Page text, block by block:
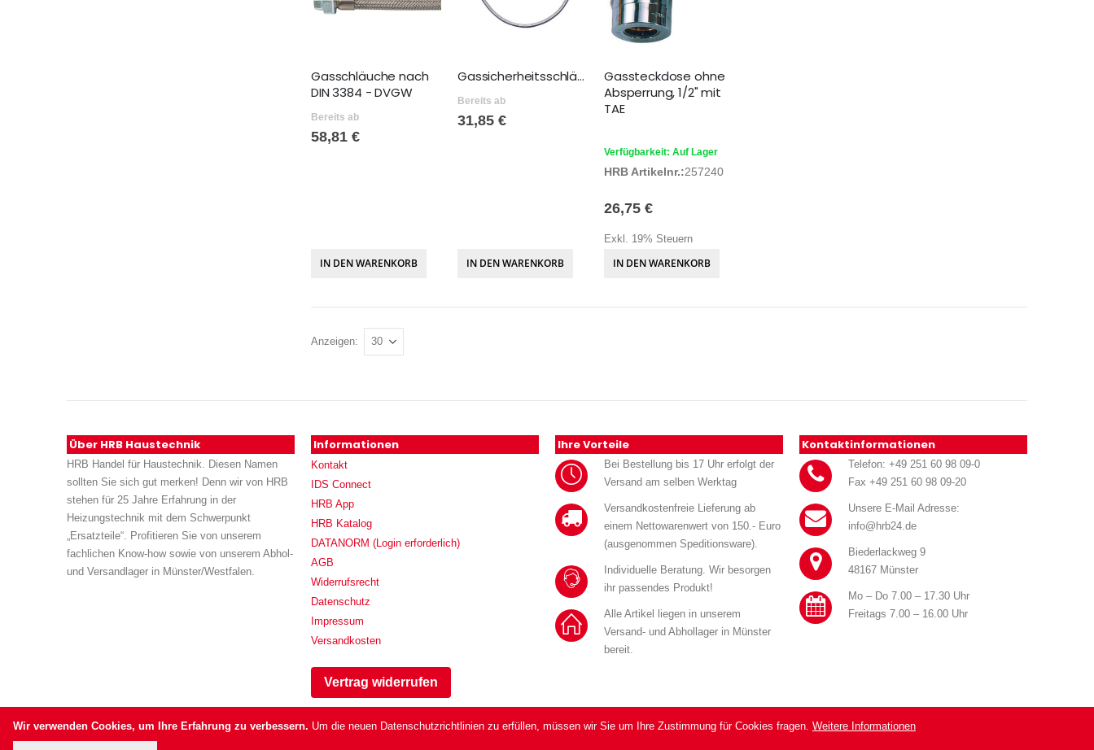
Wir verwenden Cookies, um Ihre Erfahrung zu verbessern. Um die neuen Datenschutzrichtlinien zu erfüllen, müssen wir Sie um Ihre Zustimmung für Cookies fragen. Weitere Informationen
Gasschläuche nach
DIN 3384 - DVGW
Bereits ab
58,81 €
IN DEN WARENKORB
Gassicherheitsschläuche
Bereits ab
31,85 €
IN DEN WARENKORB
Gassteckdose ohne
Absperrung, 1/2" mit
TAE
Verfügbarkeit: Auf Lager
HRB Artikelnr.:257240
26,75 €
Exkl. 19% Steuern
IN DEN WARENKORB
Anzeigen
Über HRB Haustechnik
HRB Handel für Haustechnik. Diesen Namen
sollten Sie sich gut merken! Denn wir von HRB
stehen für 25 Jahre Erfahrung in der
Heizungstechnik mit dem Schwerpunkt
„Ersatzteile“. Profitieren Sie von unserem
fachlichen Know-how sowie von unserem Abhol-
und Versandlager in Münster/Westfalen.
Informationen
Kontakt
IDS Connect
HRB App
HRB Katalog
DATANORM (Login erforderlich)
AGB
Widerrufsrecht
Datenschutz
Impressum
Versandkosten
Vertrag widerrufen
Ihre Vorteile
Bei Bestellung bis 17 Uhr erfolgt der
Versand am selben Werktag
Versandkostenfreie Lieferung ab
einem Nettowarenwert von 150.- Euro
(ausgenommen Speditionsware).
Individuelle Beratung. Wir besorgen
ihr passendes Produkt!
Alle Artikel liegen in unserem
Versand- und Abhollager in Münster
bereit.
Kontaktinformationen
Telefon: +49 251 60 98 09-0
Fax +49 251 60 98 09-20
Unsere E-Mail Adresse:
info@hrb24.de
Biederlackweg 9
48167 Münster
Mo – Do 7.00 – 17.30 Uhr
Freitags 7.00 – 16.00 Uhr